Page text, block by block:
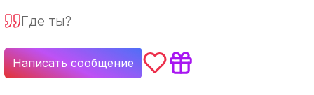
Где ты?
Написать сообщение